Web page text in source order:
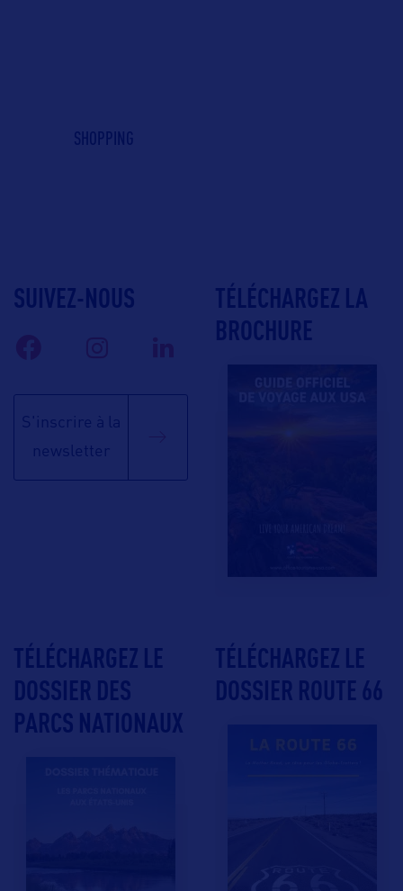
SHOPPING
SUIVEZ-NOUS
S'inscrire à la
newsletter
TÉLÉCHARGEZ LA
BROCHURE
TÉLÉCHARGEZ LE
DOSSIER DES
PARCS NATIONAUX
TÉLÉCHARGEZ LE
DOSSIER ROUTE 66